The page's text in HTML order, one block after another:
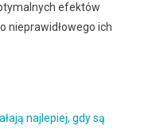
efektów
nieprawidłowego ich
najlepiej, gdy są